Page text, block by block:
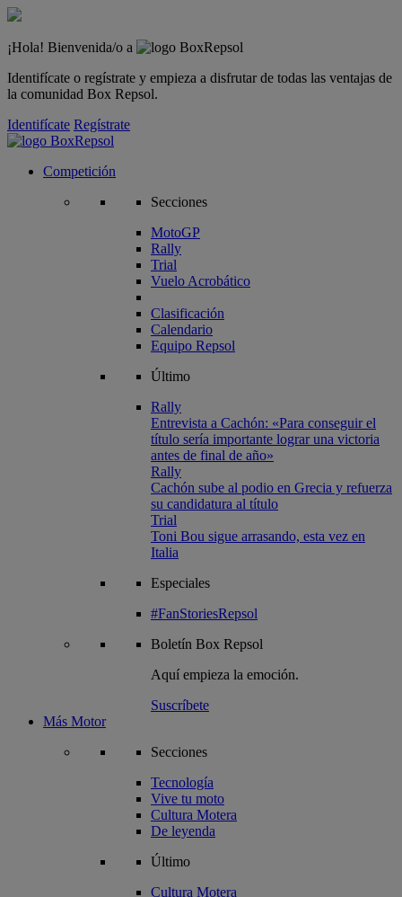
¡Hola! Bienvenida/o a
Identifícate o regístrate y empieza a disfrutar de todas las ventajas de
la comunidad Box Repsol.
Identifícate Regístrate
Competición
Secciones
MotoGP
Rally
Trial
Vuelo Acrobático
Clasificación
Calendario
Equipo Repsol
Último
Rally
Entrevista a Cachón: «Para conseguir el
título sería importante lograr una victoria
antes de final de año»
Rally
Cachón sube al podio en Grecia y refuerza
su candidatura al título
Trial
Toni Bou sigue arrasando, esta vez en
Italia
Especiales
#FanStoriesRepsol
Boletín Box Repsol
Aquí empieza la emoción.
Suscríbete
Más Motor
Secciones
Tecnología
Vive tu moto
Cultura Motera
De leyenda
Último
Cultura Motera